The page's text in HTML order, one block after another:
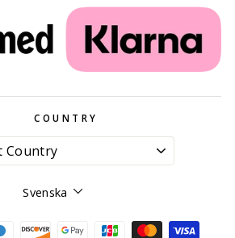
COUNTRY
Språk
Svenska